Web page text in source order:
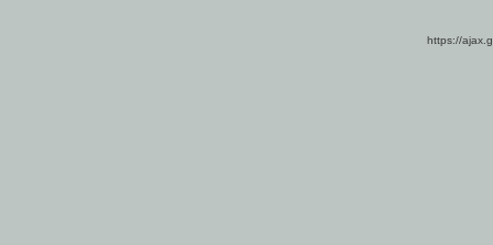
https://